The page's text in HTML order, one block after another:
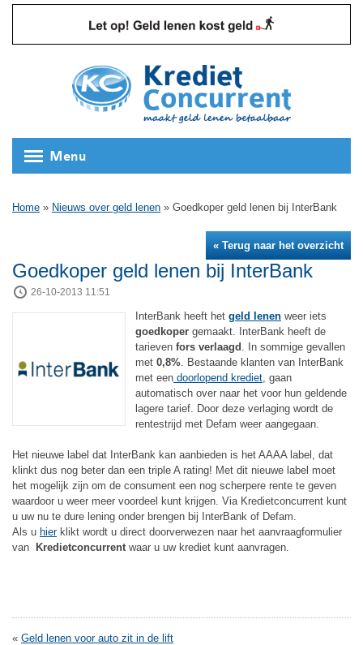
Menu
Home » Nieuws over geld lenen » Goedkoper geld lenen bij InterBank
« Terug naar het overzicht
Goedkoper geld lenen bij InterBank
26-10-2013 11:51
InterBank heeft het geld lenen weer iets
goedkoper gemaakt. InterBank heeft de
tarieven fors verlaagd . In sommige gevallen
met 0,8% . Bestaande klanten van InterBank
met een doorlopend krediet , gaan
automatisch over naar het voor hun geldende
lagere tarief. Door deze verlaging wordt de
rentestrijd met Defam weer aangegaan.
Het nieuwe label dat InterBank kan aanbieden is het AAAA label, dat
klinkt dus nog beter dan een triple A rating! Met dit nieuwe label moet
het mogelijk zijn om de consument een nog scherpere rente te geven
waardoor u weer meer voordeel kunt krijgen. Via Kredietconcurrent kunt
u uw nu te dure lening onder brengen bij InterBank of Defam.
Als u hierklikt wordt u direct doorverwezen naar het aanvraagformulier
van
Kredietconcurrentwaar u uw krediet kunt aanvragen.
« Geld lenen voor auto zit in de lift